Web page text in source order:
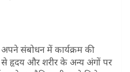
अपने संबोधन में कार्यक्रम की
हृदय और शरीर के अन्य अंगों पर